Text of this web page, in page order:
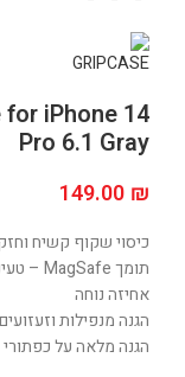
iPhone 14
Pro 6.1 Gray
149.00 ₪
כיסוי שקוף קשיח
תומך MagSafe – טעינה מגנטית
אחיזה נוחה
הגנה מנפילות וזעזועים
הגנה מלאה על